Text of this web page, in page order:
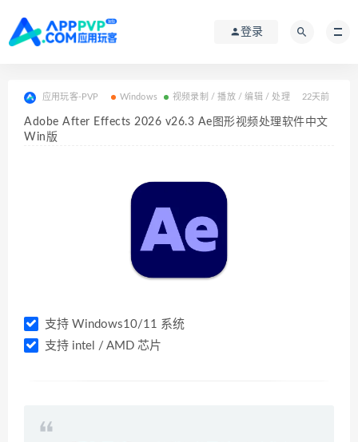
登录
应用玩客-PVP Windows 视频录制 / 播放 / 编辑 / 处理 22天前
Adobe After Effects 2026 v26.3 Ae图形视频处理软件中文
Win版
支持 Windows10/11 系统
支持 intel / AMD 芯片